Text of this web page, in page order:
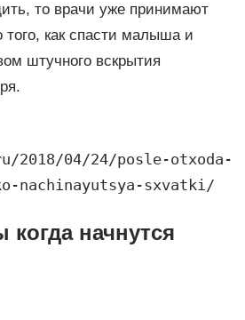
то врачи уже принимают
того, как спасти малыша и
штучного вскрытия
2018/04/24/posle-otxoda-
nachinayutsya-sxvatki/
начнутся